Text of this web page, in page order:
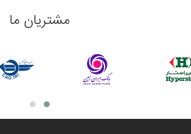
مشتریان ما